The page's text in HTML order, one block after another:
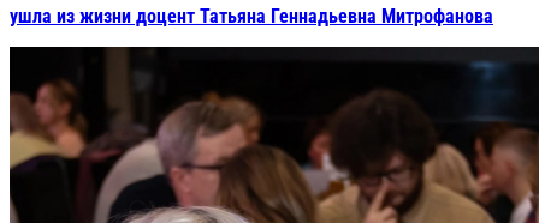
ушла из жизни доцент Татьяна Геннадьевна Митрофанова